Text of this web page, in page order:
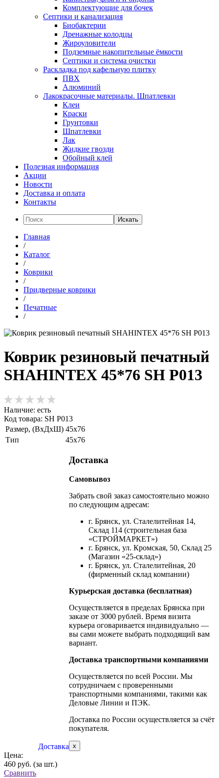
Комплектующие для бочек
Септики и канализация
Биобактерии
Дренажные колодцы
Жироуловители
Подземные накопительные ёмкости
Септики и система очистки
Раскладка под кафельную плитку
ПВХ
Алюминий
Лакокрасочные материалы. Шпатлевки
Клеи
Краски
Грунтовки
Шпатлевки
Лак
Жидкие гвозди
Обойный клей
Полезная информация
Акции
Новости
Доставка и оплата
Контакты
Искать
Главная
/
Каталог
/
Коврики
/
Придверные коврики
/
Печатные
/
Коврик резиновый печатный
SHAHINTEX 45*76 SH Р013
Наличие: есть
Код товара: SH Р013
Размер, (ВхДхШ) 45х76
Тип
45х76
Доставка
Доставка
Самовывоз
Забрать свой заказ самостоятельно можно
по следующим адресам:
г. Брянск, ул. Сталелитейная 14,
Склад 114 (строительная база
«СТРОЙМАРКЕТ»)
г. Брянск, ул. Кромская, 50, Склад 25
(Магазин «25-склад»)
г. Брянск, ул. Сталелитейная, 20
(фирменный склад компании)
Курьерская доставка (бесплатная)
Осуществляется в пределах Брянска при
заказе от 3000 рублей. Время визита
курьера оговаривается индивидуально —
вы сами можете выбрать подходящий вам
вариант.
Доставка транспортными компаниями
Осуществляется по всей России. Мы
сотрудничаем с проверенными
транспортными компаниями, такими как
Деловые Линии и ПЭК.
Доставка по России осуществляется за счёт
покупателя.
x
Цена:
460 руб. (за шт.)
Сравнить